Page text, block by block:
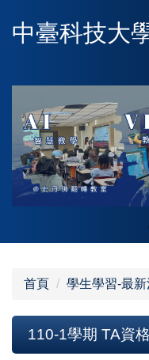
到
內
中臺科技大
首頁 學生學習-最新
110-1學期 TA資